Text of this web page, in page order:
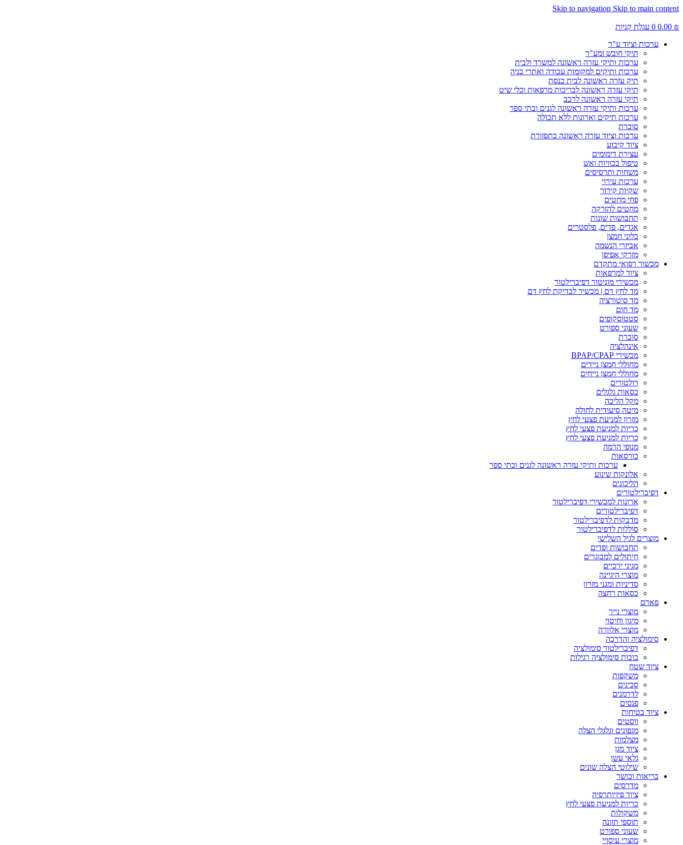
Skip to navigation Skip to main content
0.00 ₪
0 עגלת קניות
ערכות וציוד ע"ר
תיקי חובש ומע"ר
ערכות ותיקי עזרה ראשונה למשרד ולבית
ערכות ותיקים למקומות עבודה ואתרי בניה
תיק עזרה ראשונה לבית כנסת
תיקי עזרה ראשונה לבריכות מרפאות וכלי שיט
תיקי עזרה ראשונה לרכב
ערכות ותיקי עזרה ראשונה לגנים ובתי ספר
ערכות תיקים וארונות ללא תכולה
סוכרת
ערכות וציוד עזרה ראשונה בתפזורת
ציוד קיבוע
עצירת דימומים
טיפול בכוויות ואש
משחות ותרסיסים
ערכות עירוי
שקיות קירור
פחי מחטים
מחטים להזרקה
תחבושות שונות
אגדים, פדים, פלסטרים
בלוני חמצן
אביזרי הנשמה
מזרקי אפיפן
מכשור רפואי מתקדם
ציוד למרפאות
מכשירי מוניטור דפיברילטור
מד לחץ דם | מכשיר לבדיקת לחץ דם
מד סיטורציה
מד חום
סטטוסקופים
שעוני ספורט
סוכרת
אינהלציה
מכשירי BPAP/CPAP
מחוללי חמצן ניידים
מחוללי חמצן נייחים
רולטורים
כסאות גלגלים
מקל הליכה
מיטה סיעודית לחולה
מזרון למניעת פצעי לחץ
כריות למניעת פצעי לחץ
כריות למניעת פצעי לחץ
מנופי הרמה
כורסאות
ערכות ותיקי עזרה ראשונה לגנים ובתי ספר
אלונקות שינוע
הליכונים
דפיברילטורים
ארונות למכשירי דפיברילטור
דפיברילטורים
מדבקות לדפיברילטור
סוללות לדפיברילטור
מוצרים לגיל השלישי
תחבושות ופדים
חיתולים למבוגרים
מגיני ירכיים
מוצרי היגיינה
סדיניות ומגני מזרון
כסאות רחצה
פארם
מוצרי נייר
מיגון וחיטוי
מוצרי אלוורה
סימולציה והדרכה
דפיברילטור סימולציה
בובות סימולציה רגילות
ציוד שטח
משקפות
סכינים
לדרמנים
פנסים
ציוד בטיחות
ווסטים
מגפונים וגלגלי הצלה
מצלמות
ציוד מגן
גלאי עשן
שילוטי הצלה שונים
בריאות וכושר
מדרסים
ציוד פיזיותרפיה
כריות למניעת פצעי לחץ
משקולות
תוספי תזונה
שעוני ספורט
מוצרי עיסויי